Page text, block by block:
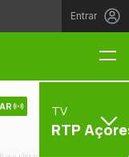
Entrar
TV
RTP